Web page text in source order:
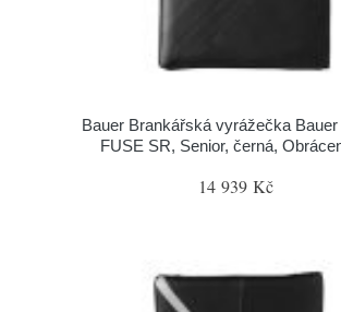
Bauer Brankářská vyrážečka
FUSE SR, Senior, černá,
14 939 Kč